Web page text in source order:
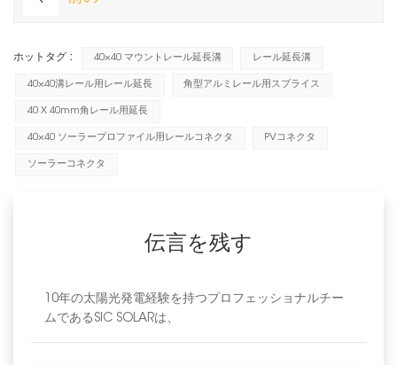
ホットタグ : 40×40 マウントレール延長溝 レール延長溝
40×40溝レール用レール延長 角型アルミレール用スプライス
40 X 40mm角レール用延長
40×40 ソーラープロファイル用レールコネクタ PVコネクタ
ソーラーコネクタ
伝言を残す
10年の太陽光発電経験を持つプロフェッショナルチー
ムであるSIC SOLARは、